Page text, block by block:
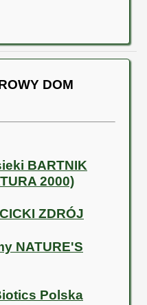
DOM
BARTNIK
2000)
ZDRÓJ
NATURE'S
Polska